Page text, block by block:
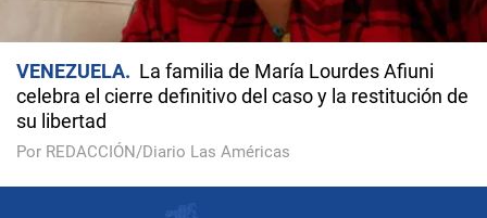
VENEZUELA
La familia de María Lourdes Afiuni
celebra el cierre definitivo del caso y la restitución de
su libertad
Por REDACCIÓN/Diario Las Américas